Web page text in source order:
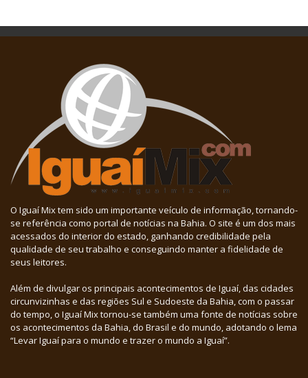
O Iguaí Mix tem sido um importante veículo de informação, tornando-
se referência como portal de notícias na Bahia. O site é um dos mais
acessados do interior do estado, ganhando credibilidade pela
qualidade de seu trabalho e conseguindo manter a fidelidade de
seus leitores.
Além de divulgar os principais acontecimentos de Iguaí, das cidades
circunvizinhas e das regiões Sul e Sudoeste da Bahia, com o passar
do tempo, o Iguaí Mix tornou-se também uma fonte de notícias sobre
os acontecimentos da Bahia, do Brasil e do mundo, adotando o lema
“Levar Iguaí para o mundo e trazer o mundo a Iguaí”.